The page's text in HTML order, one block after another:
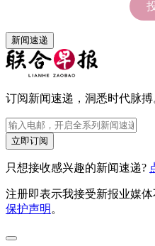
新闻速递
订阅新闻速递，洞悉时代脉搏
立即订阅
只想接收感兴趣的新闻速递?
注册即表示我接受新报业媒
保护声明 。